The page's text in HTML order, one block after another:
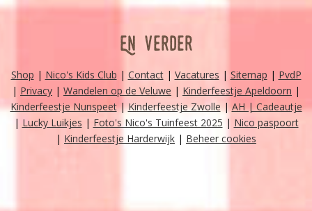
En verder
Shop | Nico's Kids Club | Contact| Vacatures | Sitemap | PvdP
| Privacy | Wandelen op de Veluwe | Kinderfeestje Apeldoorn |
Kinderfeestje Nunspeet|Kinderfeestje Zwolle| AH | Cadeautje
| Lucky Luikjes | Foto's Nico's Tuinfeest 2025 | Nico paspoort
| Kinderfeestje Harderwijk | Beheer cookies